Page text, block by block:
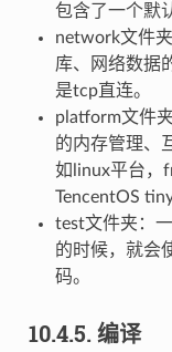
包含了一个默
network文件
库、网络数据
是tcp直连。
platform文件
的内存管理、
如linux平台，
TencentOS
test文件夹：
的时候，就会
码。
10.4.5. 编译